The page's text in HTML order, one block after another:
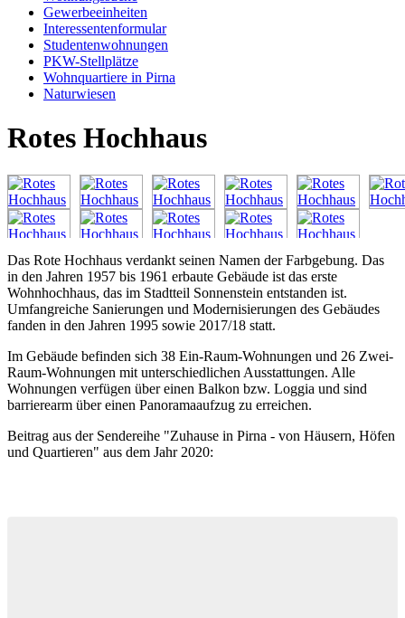
Gewerbeeinheiten
Interessentenformular
Studentenwohnungen
PKW-Stellplätze
Wohnquartiere in Pirna
Naturwiesen
Rotes Hochhaus
Das Rote Hochhaus verdankt seinen Namen der Farbgebung. Das
in den Jahren 1957 bis 1961 erbaute Gebäude ist das erste
Wohnhochhaus, das im Stadtteil Sonnenstein entstanden ist.
Umfangreiche Sanierungen und Modernisierungen des Gebäudes
fanden in den Jahren 1995 sowie 2017/18 statt.
Im Gebäude befinden sich 38 Ein-Raum-Wohnungen und 26 Zwei-
Raum-Wohnungen mit unterschiedlichen Ausstattungen. Alle
Wohnungen verfügen über einen Balkon bzw. Loggia und sind
barrierearm über einen Panoramaaufzug zu erreichen.
Beitrag aus der Sendereihe "Zuhause in Pirna - von Häusern, Höfen
und Quartieren" aus dem Jahr 2020: